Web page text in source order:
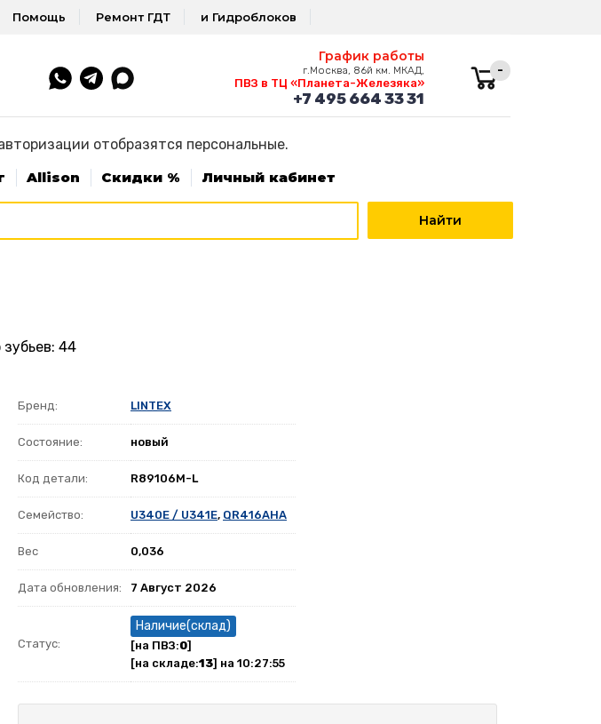
Помощь Ремонт ГДТ и Гидроблоков
График работы
г.Москва, 86й км. МКАД,
ПВЗ в ТЦ «Планета-Железяка»
+7 495 664 33 31
-
отобразятся персональные.
Allison Скидки % Личный кабинет
44
Бренд: LINTEX
Состояние: новый
Код детали: R89106M-L
Семейство: U340E / U341E, QR416AHA
Вес 0,036
Дата обновления: 7 Август 2026
Статус:
Наличие(склад)
[на ПВЗ:0]
[на складе:13] на 10:27:55